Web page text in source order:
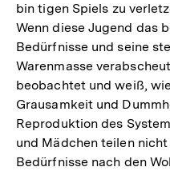
bin tigen Spiels zu
Wenn diese Jugend das
Bedürfnisse und seine
Warenmasse
beobachtet und weiß,
Grausamkeit und
Reproduktion des
und Mädchen teilen
Bedürfnisse nach den